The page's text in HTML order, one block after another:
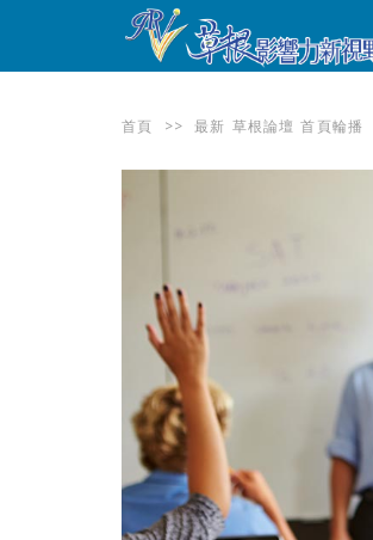
首頁 >> 最新 草根論壇 首頁輪播